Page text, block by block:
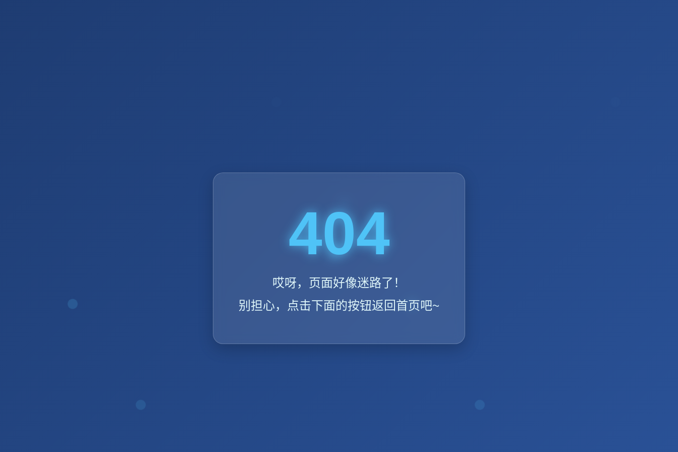
404
哎呀，页面好像迷路了！
别担心，点击下面的按钮返回首页吧~